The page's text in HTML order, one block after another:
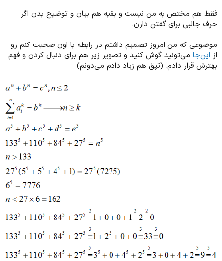
فقط هم مختص به من نیست و بقیه هم بیان و توضیح بدن اگر
حرف جالبی برای گفتن دارن.
موضوعی که من امروز تصمیم داشتم در رابطه با اون صحبت کنم رو
از این‌جا می‌تونید گوش کنید و تصویر زیر هم برای دنبال کردن و فهم
بهترش قرار دادم. (تپق هم زیاد دادم می‌دونم)